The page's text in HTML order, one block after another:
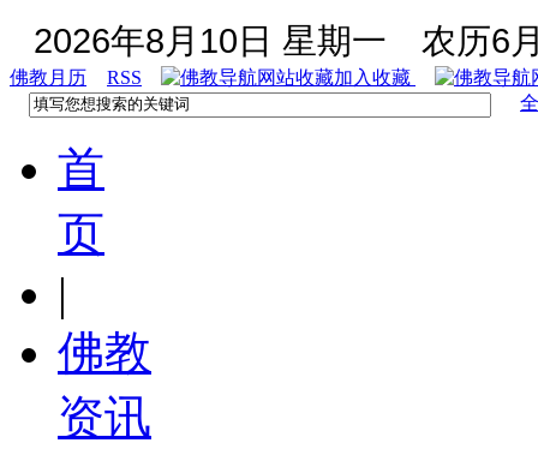
2026年8月10日 星期一 农历6
佛教月历 RSS
加入收藏
首
页
|
佛教
资讯